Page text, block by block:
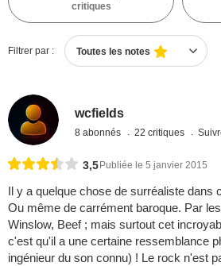
critiques
Filtrer par : Toutes les notes
wcfields
8 abonnés 22 critiques
3,5 Publiée le 5 janvier 2015
Il y a quelque chose de surréaliste dans
Ou même de carrément baroque. Par
Winslow, Beef ; mais surtout cet
c'est qu'il a une certaine ressemblance
ingénieur du son connu) ! Le rock n'est